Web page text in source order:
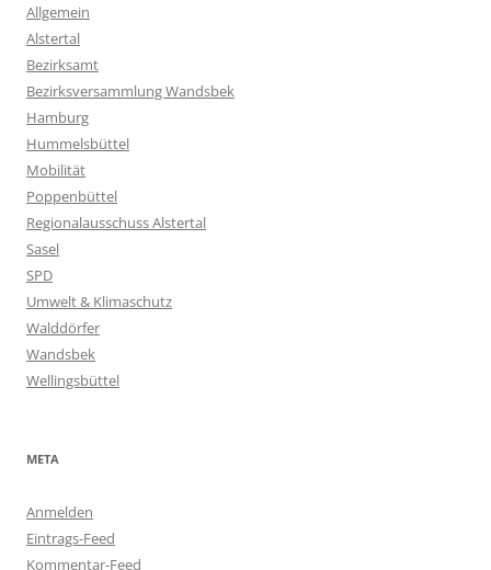
Allgemein
Alstertal
Bezirksamt
Bezirksversammlung Wandsbek
Hamburg
Hummelsbüttel
Mobilität
Poppenbüttel
Regionalausschuss Alstertal
Sasel
SPD
Umwelt & Klimaschutz
Walddörfer
Wandsbek
Wellingsbüttel
META
Anmelden
Eintrags-Feed
Kommentar-Feed